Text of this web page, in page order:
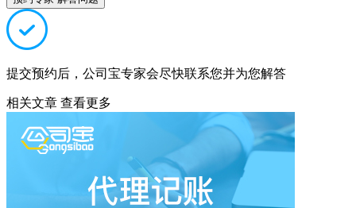
提交预约后，公司宝专家会尽快联系您并为您解答
相关文章 查看更多